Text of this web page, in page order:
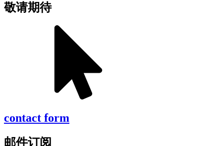
敬请期待
contact form
邮件订阅